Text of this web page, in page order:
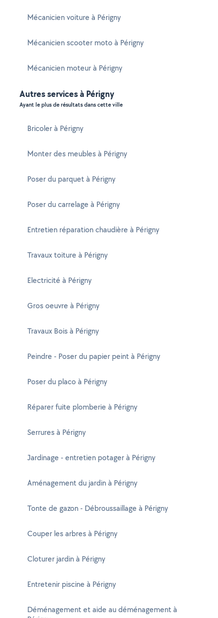
Mécanicien voiture à Périgny
Mécanicien scooter moto à Périgny
Mécanicien moteur à Périgny
Autres services à Périgny
Ayant le plus de résultats dans cette ville
Bricoler à Périgny
Monter des meubles à Périgny
Poser du parquet à Périgny
Poser du carrelage à Périgny
Entretien réparation chaudière à Périgny
Travaux toiture à Périgny
Electricité à Périgny
Gros oeuvre à Périgny
Travaux Bois à Périgny
Peindre - Poser du papier peint à Périgny
Poser du placo à Périgny
Réparer fuite plomberie à Périgny
Serrures à Périgny
Jardinage - entretien potager à Périgny
Aménagement du jardin à Périgny
Tonte de gazon - Débroussaillage à Périgny
Couper les arbres à Périgny
Cloturer jardin à Périgny
Entretenir piscine à Périgny
Déménagement et aide au déménagement à